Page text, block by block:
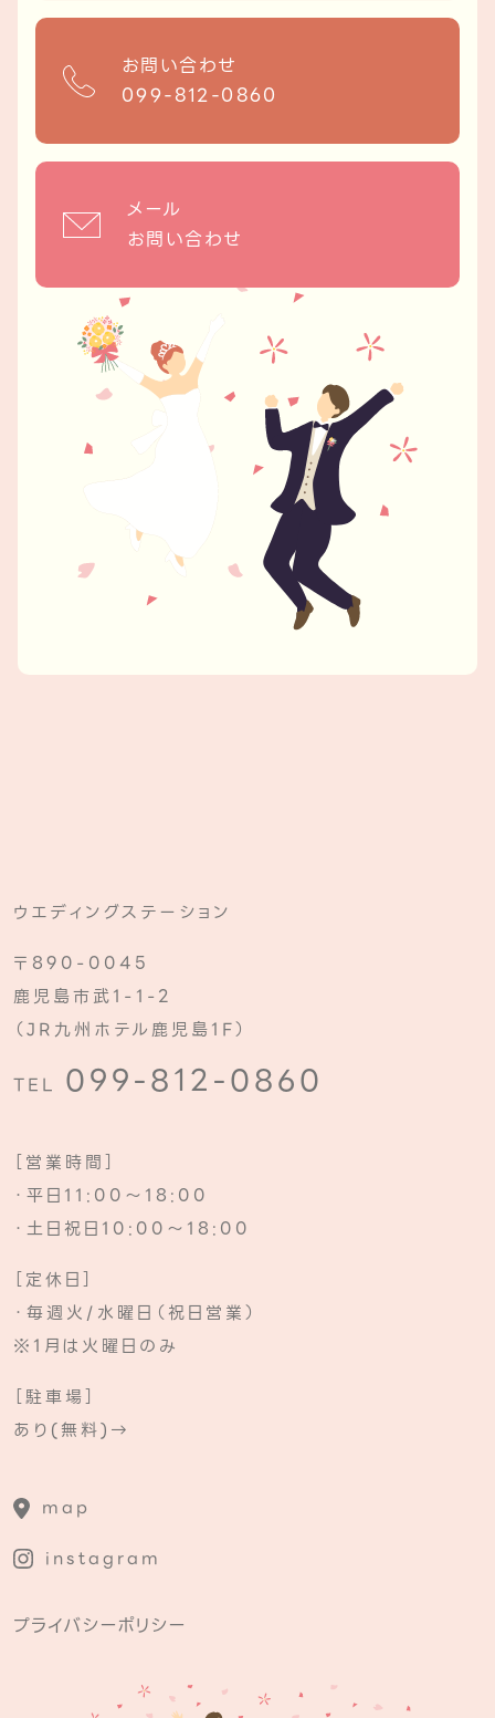
お問い合わせ
099-812-0860
メール
お問い合わせ
ウエディングステーション
〒890-0045
鹿児島市武1-1-2
（JR九州ホテル鹿児島1F）
TEL 099-812-0860
［営業時間］
・平日11:00～18:00
・土日祝日10:00～18:00
［定休日］
・毎週火/水曜日（祝日営業）
※1月は火曜日のみ
［駐車場］
あり(無料)→
map
instagram
プライバシーポリシー